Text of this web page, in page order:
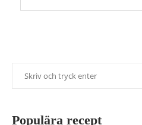
Populära recept